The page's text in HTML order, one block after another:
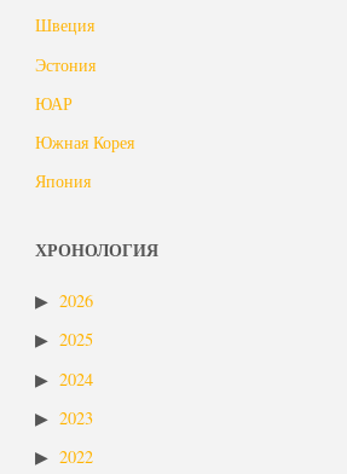
Швеция
Эстония
ЮАР
Южная Корея
Япония
ХРОНОЛОГИЯ
2026
2025
2024
2023
2022